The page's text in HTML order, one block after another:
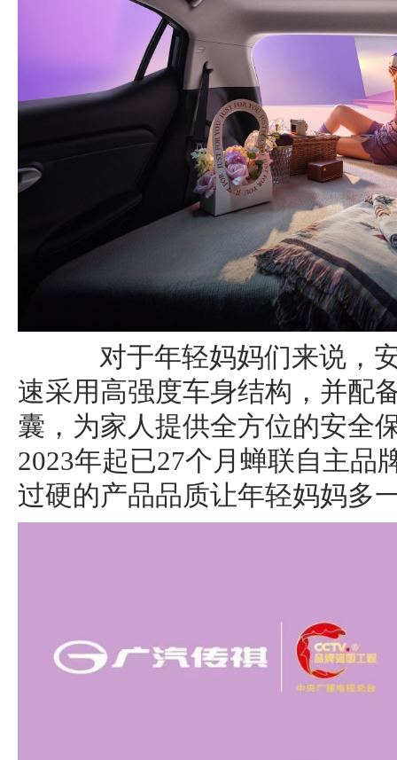
对于年轻妈妈们来说，
速采用高强度车身结构，并配
囊，为家人提供全方位的安全
2023年起已27个月蝉联自主品
过硬的产品品质让年轻妈妈多